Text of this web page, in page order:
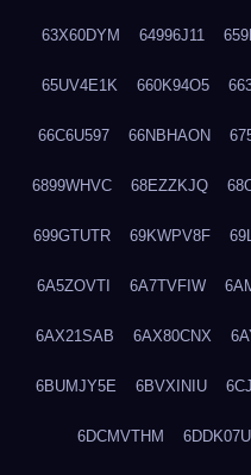
63X60DYM 64996J11
65UV4E1K 660K94O5
66C6U597 66NBHAON
6899WHVC 68EZZKJQ
699GTUTR 69KWPV8F
6A5ZOVTI 6A7TVFIW
6AX21SAB 6AX80CNX
6BUMJY5E 6BVXINIU
6DCMVTHM 6DDK07UL